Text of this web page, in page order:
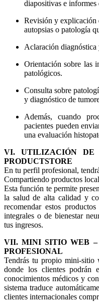
diapositivas e informes
Revisión y explicación
autopsias o patología
Aclaración
Orientación sobre las
patológicos.
Consulta sobre
y diagnóstico de
Además, cuando
pacientes pueden
una evaluación
VI. UTILIZACIÓN DE
PRODUCTSTORE
En tu perfil profesional,
Compartiendo productos
Esta función te permite
la salud de alta calidad y
recomendar estos
integrales o de bienestar
tus ingresos.
VII. MINI SITIO WEB –
PROFESIONAL
Tendrás tu propio mini-sitio
donde los clientes podrán
conocimientos médicos y
sistema traduce
clientes internacionales